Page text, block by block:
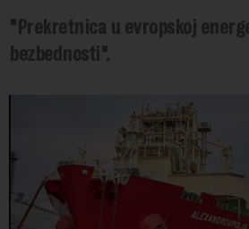
"Prekretnica u evropskoj
bezbednosti".